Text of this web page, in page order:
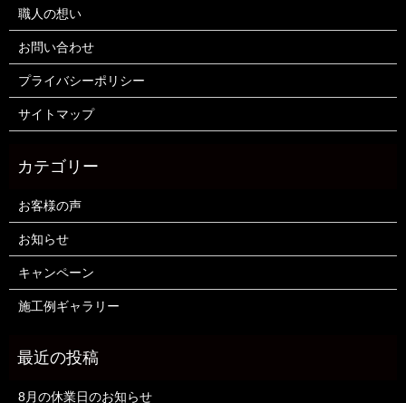
職人の想い
お問い合わせ
プライバシーポリシー
サイトマップ
お客様の声
お知らせ
キャンペーン
施工例ギャラリー
8月の休業日のお知らせ